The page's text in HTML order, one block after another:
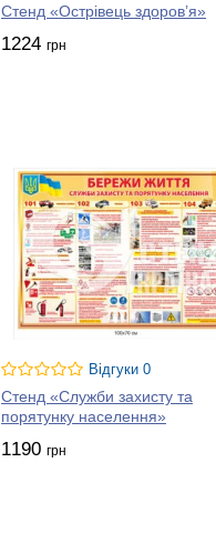
Стенд «Острівець здоров’я»
1224 грн
Відгуки 0
Стенд «Служби захисту та
порятунку населення»
1190 грн